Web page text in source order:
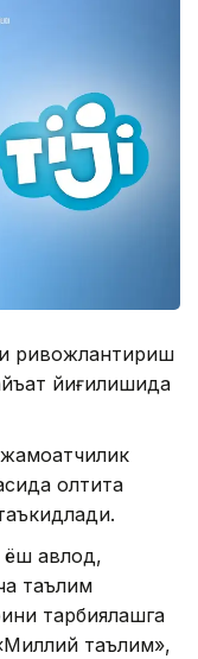
ривожлантириш
йиғилишида
олтита
ёш авлод,
таълим
тарбиялашга
таълим»,